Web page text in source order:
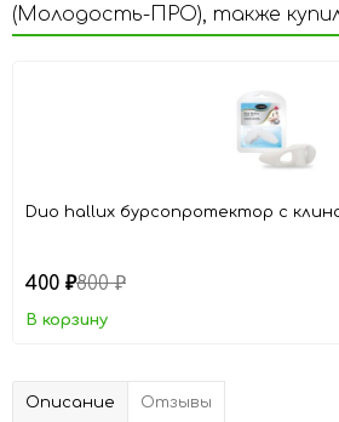
(Молодость-ПРО), также
Duo hallux бурсопротектор с
400 ₽800₽
В корзину
Описание Отзывы